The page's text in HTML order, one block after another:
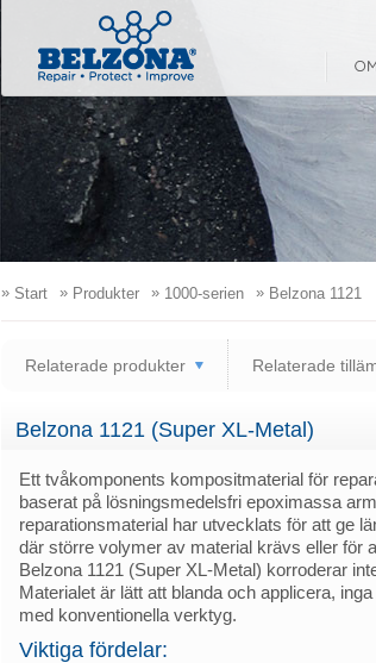
»Start »Produkter »1000-serien »Belzona 1121
Relaterade produkter Relaterade
Belzona 1121 (Super XL-Metal)
Ett tvåkomponents kompositmaterial för
baserat på lösningsmedelsfri epoximassa
reparationsmaterial har utvecklats för att ge
där större volymer av material krävs eller för
Belzona 1121 (Super XL-Metal) korroderar
Materialet är lätt att blanda och applicera,
med konventionella verktyg.
Viktiga fördelar: